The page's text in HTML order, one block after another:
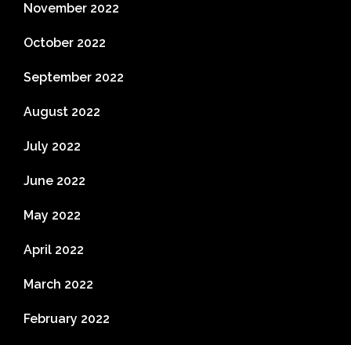
November 2022
October 2022
September 2022
August 2022
July 2022
June 2022
May 2022
April 2022
March 2022
February 2022